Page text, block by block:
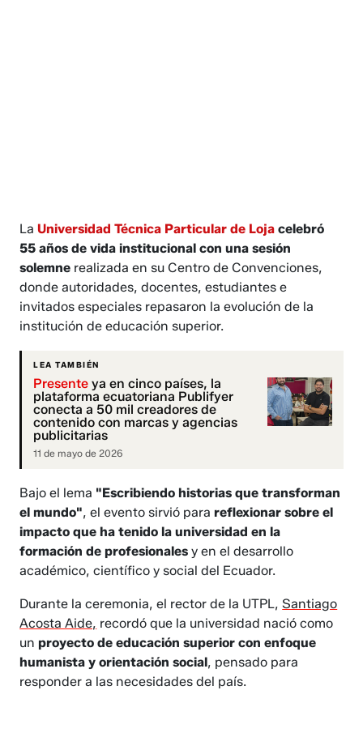
LaUniversidad Técnica Particular de Loja celebró
55 años de vida institucional con una sesión
solemne realizada en su Centro de Convenciones,
donde autoridades, docentes, estudiantes e
invitados especiales repasaron la evolución de la
institución de educación superior.
LEA TAMBIÉN
Presente ya en cinco países, la
plataforma ecuatoriana Publifyer
conecta a 50 mil creadores de
contenido con marcas y agencias
publicitarias
11 de mayo de 2026
Bajo el lema "Escribiendo historias que transforman
el mundo", el evento sirvió parareflexionar sobre el
impacto que ha tenido la universidad en la
formación de profesionalesy en el desarrollo
académico, científico y social del Ecuador.
Durante la ceremonia, el rector de la UTPL, Santiago
Acosta Aide, recordó que la universidad nació como
unproyecto de educación superior con enfoque
humanista y orientación social, pensado para
responder a las necesidades del país.